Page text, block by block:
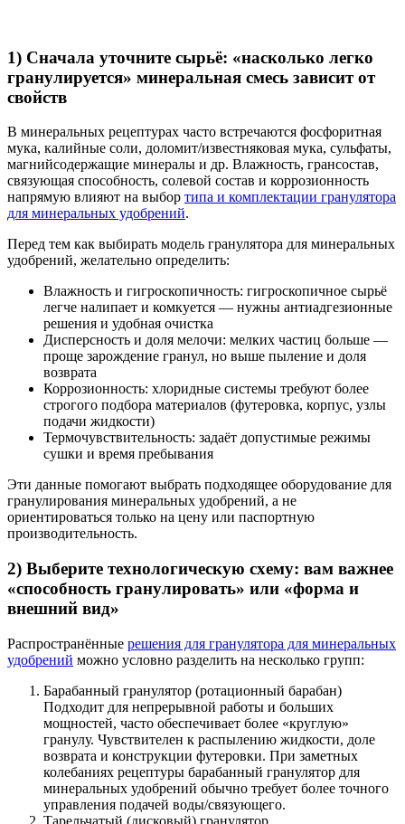
1) Сначала уточните сырьё: «насколько легко
гранулируется» минеральная смесь зависит от
свойств
В минеральных рецептурах часто встречаются фосфоритная
мука, калийные соли, доломит/известняковая мука, сульфаты,
магнийсодержащие минералы и др. Влажность, грансостав,
связующая способность, солевой состав и коррозионность
напрямую влияют на выбор типа и комплектации гранулятора
для минеральных удобрений.
Перед тем как выбирать модель гранулятора для минеральных
удобрений, желательно определить:
Влажность и гигроскопичность: гигроскопичное сырьё
легче налипает и комкуется — нужны антиадгезионные
решения и удобная очистка
Дисперсность и доля мелочи: мелких частиц больше —
проще зарождение гранул, но выше пыление и доля
возврата
Коррозионность: хлоридные системы требуют более
строгого подбора материалов (футеровка, корпус, узлы
подачи жидкости)
Термочувствительность: задаёт допустимые режимы
сушки и время пребывания
Эти данные помогают выбрать подходящее оборудование для
гранулирования минеральных удобрений, а не
ориентироваться только на цену или паспортную
производительность.
2) Выберите технологическую схему: вам важнее
«способность гранулировать» или «форма и
внешний вид»
Распространённые решения для гранулятора для минеральных
удобрений можно условно разделить на несколько групп:
Барабанный гранулятор (ротационный барабан)
Подходит для непрерывной работы и больших
мощностей, часто обеспечивает более «круглую»
гранулу. Чувствителен к распылению жидкости, доле
возврата и конструкции футеровки. При заметных
колебаниях рецептуры барабанный гранулятор для
минеральных удобрений обычно требует более точного
управления подачей воды/связующего.
Тарельчатый (дисковый) гранулятор